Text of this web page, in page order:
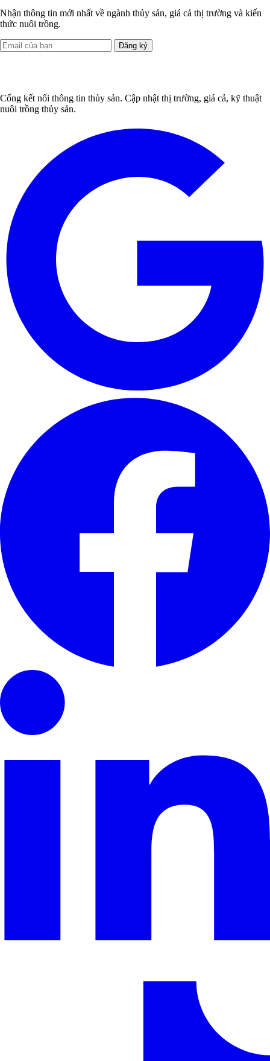
Nhận thông tin mới nhất về ngành thủy sản, giá cả thị trường và kiến
thức nuôi trồng.
Đăng ký
Cổng kết nối thông tin thủy sản. Cập nhật thị trường, giá cả, kỹ thuật
nuôi trồng thủy sản.